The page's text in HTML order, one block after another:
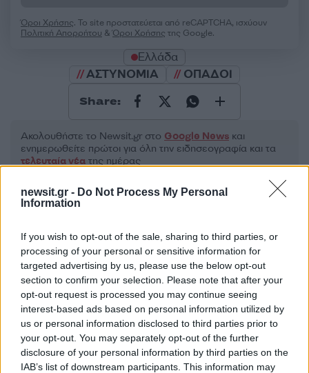
newsit.gr - Do Not Process My Personal
Information
If you wish to opt-out of the sale, sharing to third parties, or
processing of your personal or sensitive information for
targeted advertising by us, please use the below opt-out
section to confirm your selection. Please note that after your
opt-out request is processed you may continue seeing
interest-based ads based on personal information utilized by
us or personal information disclosed to third parties prior to
your opt-out. You may separately opt-out of the further
disclosure of your personal information by third parties on the
IAB’s list of downstream participants. This information may
Όροι Χρήσης. Το site προστατεύεται από reCAPTCHA, ισχύουν
Πολιτική Απορρήτου &Όροι Χρήσης της Google.
Ελλάδα
ΑΣΤΥΝΟΜΙΑ
ΟΠΑΔΟΙ
Share:
Ακολουθήστε το Νewsit.gr στο Google News και
ενημερωθείτε πρώτοι για όλη την ειδησεογραφία και τα
τελευταία νέα της ημέρας
Πιο δημοφιλή
1 Η Ελένη Φωτοπούλου ευχήθηκε για τη
γιορτή του Άκη Παυλόπουλου: «Δεκαπέντε
χρόνια μου διδάσκει υπομονή και αγάπη»
2Αριστοτέλης Δαμίγος: Στο Αποτεφρωτήριο
Ριτσώνας το «ύστατο χαίρε» στον Έλληνα
σύνδεσμο του ελικοπτέρου που έπεσε στην
Ψάθα